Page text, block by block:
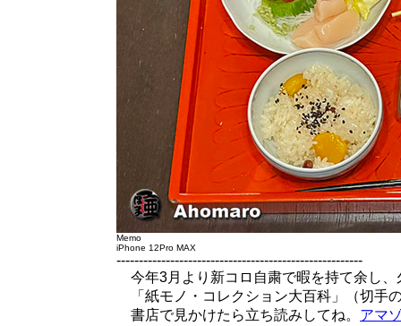
Memo
iPhone 12Pro MAX
-------------------------------------------------------
今年3月より新コロ自粛で暇を持て余し
「紙モノ・コレクション大百科」（切手
書店で見かけたら立ち読みしてね。 アマ